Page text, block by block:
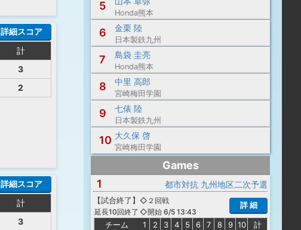
計
3
2
詳細スコア
計
3
詳細スコア
5
Honda熊本
6 金栗 陸
日本製鉄九州
7 島袋 圭亮
Honda熊本
8 中里 高郎
宮崎梅田学園
9 七俵 陸
日本製鉄九州
10 大久保 啓
宮崎梅田学園
Games
1
都市対抗 九州地区二次予選
【試合終了 】
延長10回終了
◇２回戦
◇開始 6/5 13:43
詳 細
チーム 1 2 3 4 5 6 7 8 9 10
計